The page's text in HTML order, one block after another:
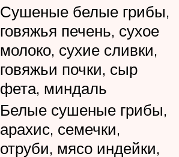
Сушеные белые грибы,
говяжья печень, сухое
молоко, сухие сливки,
говяжьи почки, сыр
фета, миндаль
Белые сушеные грибы,
арахис, семечки,
отруби, мясо индейки,